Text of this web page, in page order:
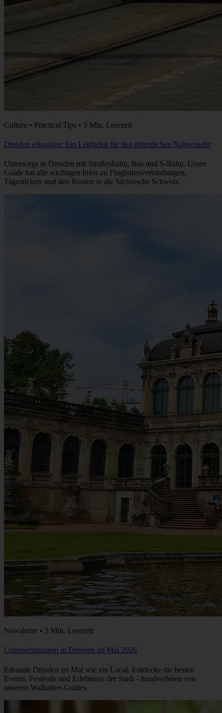
Culture • Practical Tips • 3 Min. Lesezeit
Dresden erkunden: Ein Leitfaden für den öffentlichen Nahverkehr
Unterwegs in Dresden mit Straßenbahn, Bus und S-Bahn. Unser
Guide hat alle wichtigen Infos zu Flughafenverbindungen,
Tagestickets und den Routen in die Sächsische Schweiz.
Newsletter • 3 Min. Lesezeit
Unternehmungen in Dresden im Mai 2026
Erkunde Dresden im Mai wie ein Local. Entdecke die besten
Events, Festivals und Erlebnisse der Stadt - handverlesen von
unseren Walkative-Guides.